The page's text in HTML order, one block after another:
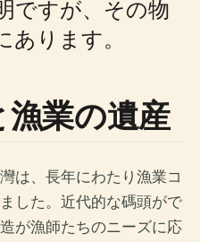
ですが、その物
ります。
業の遺産
は、長年にわたり漁業コ
した。近代的な碼頭がで
が漁師たちのニーズに応